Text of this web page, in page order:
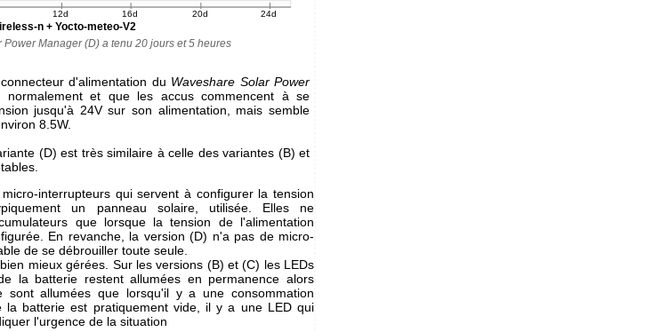
Manager (D) a tenu 20 jours et 5 heures
d'alimentation du Waveshare Solar Power
et que les accus commencent à se
jusqu'à 24V sur son alimentation, mais semble
8.5W.
(D) est très similaire à celle des variantes (B) et
interrupteurs qui servent à configurer la tension
un panneau solaire, utilisée. Elles ne
que lorsque la tension de l'alimentation
En revanche, la version (D) n'a pas de micro-
de se débrouiller toute seule.
mieux gérées. Sur les versions (B) et (C) les LEDs
la batterie restent allumées en permanence alors
allumées que lorsqu'il y a une consommation
la batterie est pratiquement vide, il y a une LED qui
l'urgence de la situation